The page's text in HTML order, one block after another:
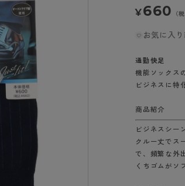
ーツ
ルームウェア・パジャマ
- スポーツトップス
スティーグ
comfort
の、みんなの。
ィアクティブ
の。
お悩み別ガードル
私に似合う、ス
タイツの選び方
はじめての方へ
よくある質問
サイズ表
¥660 （
お気に入
通勤快足
機能ソックス
ビジネスに特
商品紹介
ビジネスシー
クルー丈でス
で、頻繁な外
くちゴムがソ